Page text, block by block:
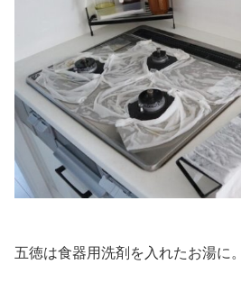
五徳は食器用洗剤を入れたお湯に。